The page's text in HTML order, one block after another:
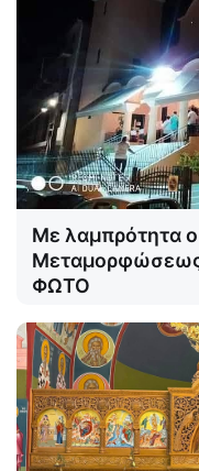
Με λαμπρότητα
ΦΩΤΟ